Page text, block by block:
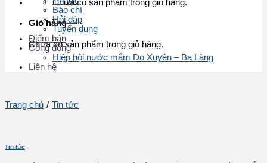
Chưa có sản phẩm trong giỏ hàng.
Giỏ hàng
Chưa có sản phẩm trong giỏ hàng.
Báo chí
Hỏi đáp
Tuyển dụng
Điểm bán
Cộng đồng
Hiệp hội nước mắm Do Xuyên – Ba Làng
Liên hệ
Trang chủ / Tin tức
Tin tức